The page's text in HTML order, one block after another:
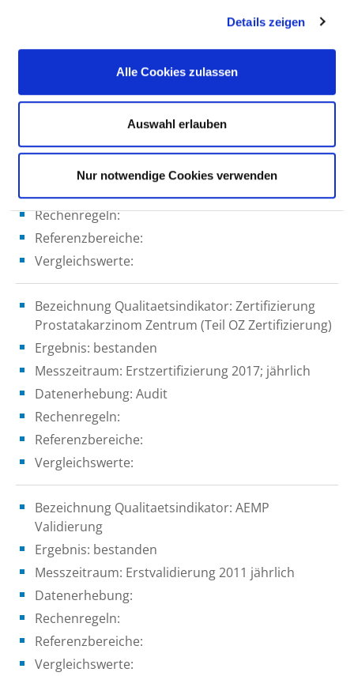
Details zeigen
Alle Cookies zulassen
Auswahl erlauben
Nur notwendige Cookies verwenden
Bezeichnung Qualitaetsindikator: Zertifizierung
Überregionale Stroke Unit
Ergebnis: bestanden
Messzeitraum: Erstzertifizierung 2016; 3-jährig
Rechenregeln:
Referenzbereiche:
Vergleichswerte:
Bezeichnung Qualitaetsindikator: Zertifizierung
Prostatakarzinom Zentrum (Teil OZ Zertifizierung)
Ergebnis: bestanden
Messzeitraum: Erstzertifizierung 2017; jährlich
Datenerhebung: Audit
Rechenregeln:
Referenzbereiche:
Vergleichswerte:
Bezeichnung Qualitaetsindikator: AEMP
Validierung
Ergebnis: bestanden
Messzeitraum: Erstvalidierung 2011 jährlich
Datenerhebung:
Rechenregeln:
Referenzbereiche:
Vergleichswerte: